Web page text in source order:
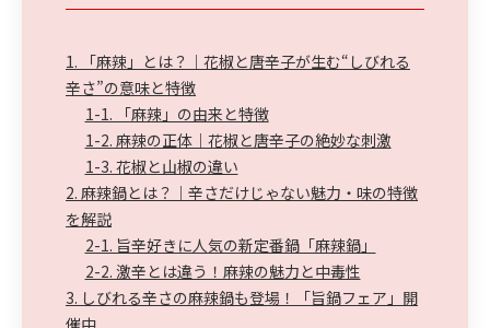
1. 「麻辣」とは？｜花椒と唐辛子が生む“しびれる
辛さ”の意味と特徴
1-1. 「麻辣」の由来と特徴
1-2. 麻辣の正体｜花椒と唐辛子の絶妙な刺激
1-3. 花椒と山椒の違い
2. 麻辣鍋とは？｜辛さだけじゃない魅力・味の特徴
を解説
2-1. 旨辛好きに人気の新定番鍋「麻辣鍋」
2-2. 激辛とは違う！麻辣の魅力と中毒性
3. しびれる辛さの麻辣鍋も登場！「旨鍋フェア」開
催中